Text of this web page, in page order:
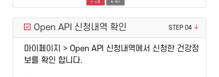
Open API 신청내역 확인 STEP 04
마이페이지 > Open API 신청내역에서 신청한 건강정
보를 확인 합니다.